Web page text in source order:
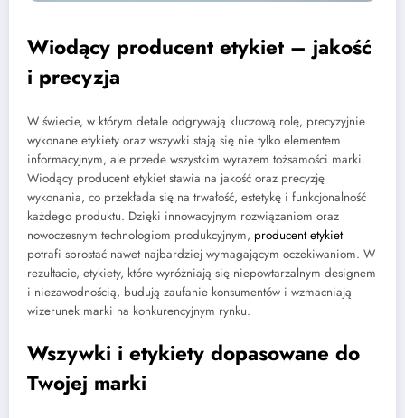
Wiodący producent etykiet – jakość
i precyzja
W świecie, w którym detale odgrywają kluczową rolę, precyzyjnie
wykonane etykiety oraz wszywki stają się nie tylko elementem
informacyjnym, ale przede wszystkim wyrazem tożsamości marki.
Wiodący producent etykiet stawia na jakość oraz precyzję
wykonania, co przekłada się na trwałość, estetykę i funkcjonalność
każdego produktu. Dzięki innowacyjnym rozwiązaniom oraz
nowoczesnym technologiom produkcyjnym, producent etykiet
potrafi sprostać nawet najbardziej wymagającym oczekiwaniom. W
rezultacie, etykiety, które wyróżniają się niepowtarzalnym designem
i niezawodnością, budują zaufanie konsumentów i wzmacniają
wizerunek marki na konkurencyjnym rynku.
Wszywki i etykiety dopasowane do
Twojej marki